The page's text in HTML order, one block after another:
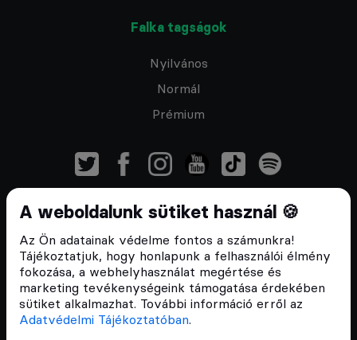
A weboldalunk sütiket használ 🍪
Az Ön adatainak védelme fontos a számunkra!
Tájékoztatjuk, hogy honlapunk a felhasználói élmény
fokozása, a webhelyhasználat megértése és
marketing tevékenységeink támogatása érdekében
sütiket alkalmazhat. További információ erről az
Adatvédelmi Tájékoztatóban.
Falka tagságok
Nyilvános
Normál
Prémium
Feliratkozom a hírlevélre
ÁSZF
Adatvédelmi tájékoztató